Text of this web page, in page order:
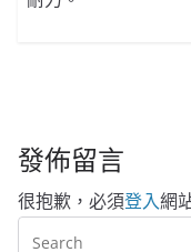
發佈留言
很抱歉，必須登入網